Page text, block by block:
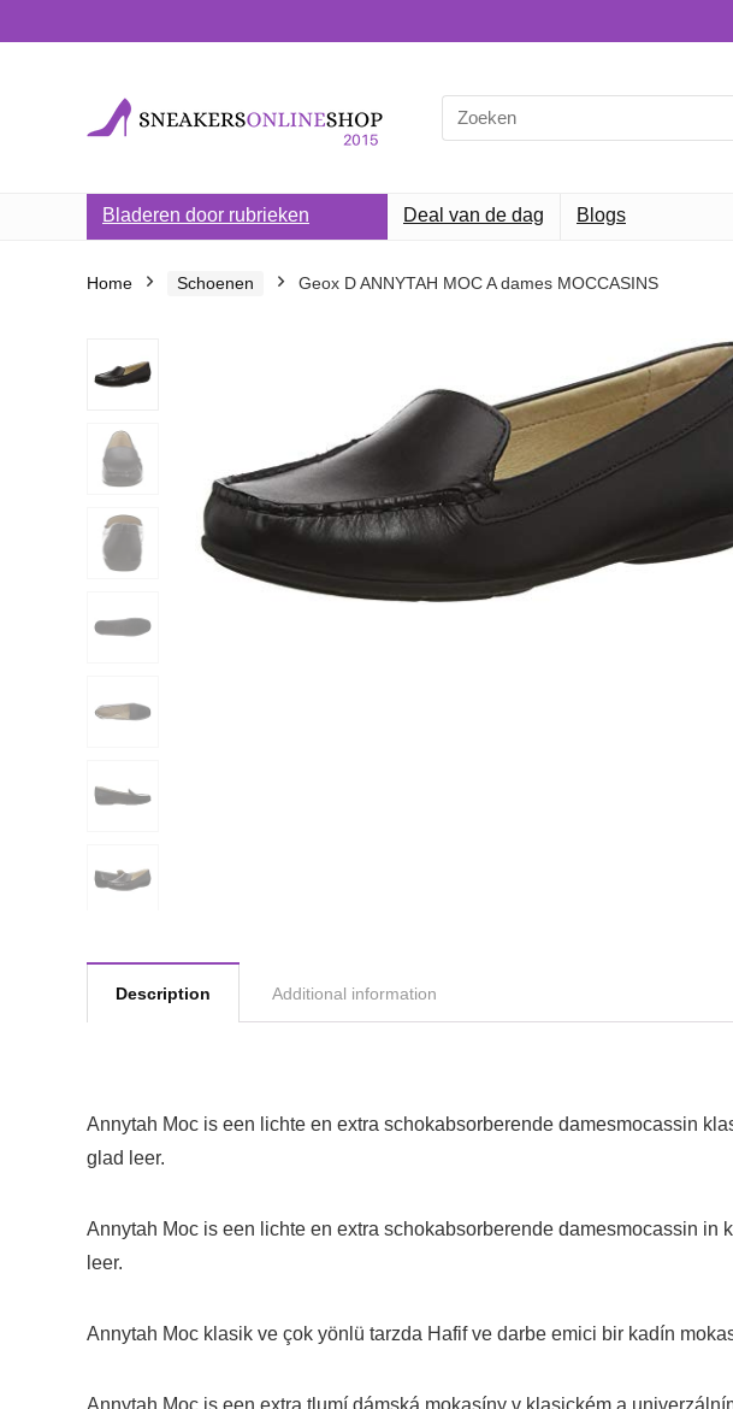
Search
for:
Bladeren door rubrieken Deal van de dag Blogs
Home Schoenen Geox D ANNYTAH MOC A dames MOCCASINS
Description Additional information
Annytah Moc is een lichte en extra schokabsorberende damesmocassin
glad leer.
Annytah Moc is een lichte en extra schokabsorberende damesmocassin
leer.
Annytah Moc klasik ve çok yönlü tarzda Hafif ve darbe emici bir kadín
Annytah Moc is een extra tlumí dámská mokasíny v klasickém a